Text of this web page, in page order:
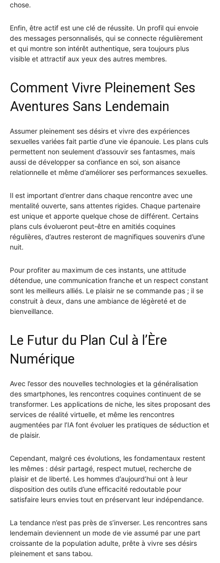
chose.
Enfin, être actif est une clé de réussite. Un profil qui envoie
des messages personnalisés, qui se connecte régulièrement
et qui montre son intérêt authentique, sera toujours plus
visible et attractif aux yeux des autres membres.
Comment Vivre Pleinement Ses
Aventures Sans Lendemain
Assumer pleinement ses désirs et vivre des expériences
sexuelles variées fait partie d’une vie épanouie. Les plans culs
permettent non seulement d’assouvir ses fantasmes, mais
aussi de développer sa confiance en soi, son aisance
relationnelle et même d’améliorer ses performances sexuelles.
Il est important d’entrer dans chaque rencontre avec une
mentalité ouverte, sans attentes rigides. Chaque partenaire
est unique et apporte quelque chose de différent. Certains
plans culs évolueront peut-être en amitiés coquines
régulières, d’autres resteront de magnifiques souvenirs d’une
nuit.
Pour profiter au maximum de ces instants, une attitude
détendue, une communication franche et un respect constant
sont les meilleurs alliés. Le plaisir ne se commande pas ; il se
construit à deux, dans une ambiance de légèreté et de
bienveillance.
Le Futur du Plan Cul à l’Ère
Numérique
Avec l’essor des nouvelles technologies et la généralisation
des smartphones, les rencontres coquines continuent de se
transformer. Les applications de niche, les sites proposant des
services de réalité virtuelle, et même les rencontres
augmentées par l’IA font évoluer les pratiques de séduction et
de plaisir.
Cependant, malgré ces évolutions, les fondamentaux restent
les mêmes : désir partagé, respect mutuel, recherche de
plaisir et de liberté. Les hommes d’aujourd’hui ont à leur
disposition des outils d’une efficacité redoutable pour
satisfaire leurs envies tout en préservant leur indépendance.
La tendance n’est pas près de s’inverser. Les rencontres sans
lendemain deviennent un mode de vie assumé par une part
croissante de la population adulte, prête à vivre ses désirs
pleinement et sans tabou.